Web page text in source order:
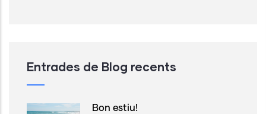
Entrades de Blog recents
Bon estiu!